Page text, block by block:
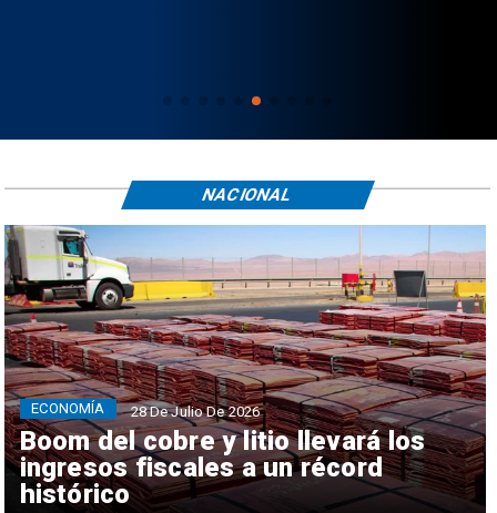
Boom del cobre y litio llevará los
ingresos fiscales a un récord
histórico
ECONOMÍA 28 De Julio De 2026
NACIONAL